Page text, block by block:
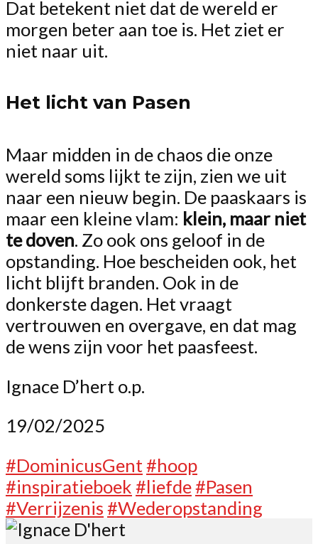
Dat betekent niet dat de wereld er
morgen beter aan toe is. Het ziet er
niet naar uit.
Het licht van Pasen
Maar midden in de chaos die onze
wereld soms lijkt te zijn, zien we uit
naar een nieuw begin. De paaskaars is
maar een kleine vlam: klein, maar niet
te doven. Zo ook ons geloof in de
opstanding. Hoe bescheiden ook, het
licht blijft branden. Ook in de
donkerste dagen. Het vraagt
vertrouwen en overgave, en dat mag
de wens zijn voor het paasfeest.
Ignace D’hert o.p.
19/02/2025
#DominicusGent #hoop
#inspiratieboek #liefde#Pasen
#Verrijzenis #Wederopstanding